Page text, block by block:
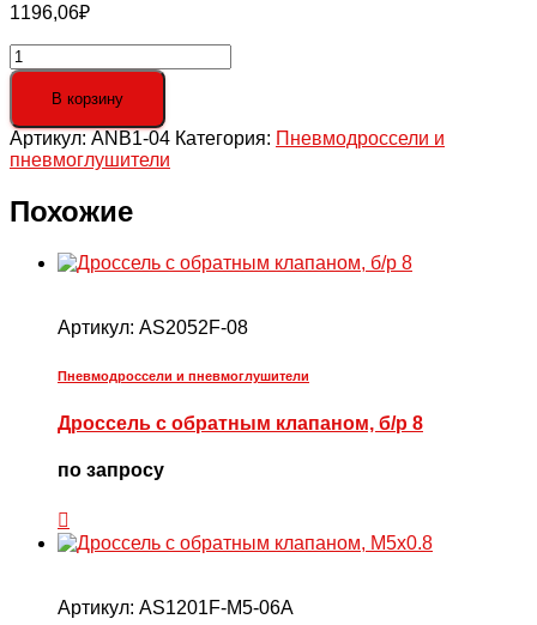
1196,06₽
Количество
товара
Пневмоглушитель,
R1/2"
В корзину
Артикул: ANB1-04 Категория: Пневмодроссели и
пневмоглушители
Похожие
Артикул: AS2052F-08
Пневмодроссели и пневмоглушители
Дроссель с обратным клапаном, б/р 8
по запросу
Артикул: AS1201F-M5-06A